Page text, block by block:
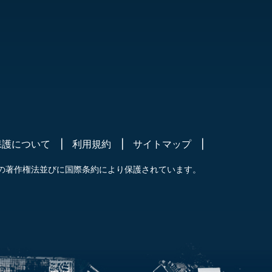
について 利用規約 サイトマップ
著作権法並びに国際条約により保護されています。